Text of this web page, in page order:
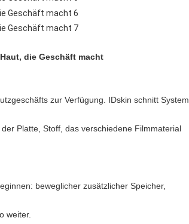
die Geschäft macht
zur Verfügung. IDskin schnitt System
Platte, Stoff, das verschiedene Filmmaterial
beweglicher zusätzlicher Speicher,
weiter.